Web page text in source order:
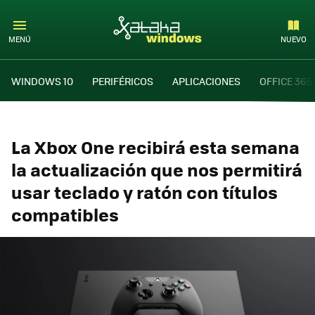
MENÚ NUEVO
WINDOWS 10 PERIFÉRICOS APLICACIONES OFFICE 365
La Xbox One recibirá esta semana
la actualización que nos permitirá
usar teclado y ratón con títulos
compatibles